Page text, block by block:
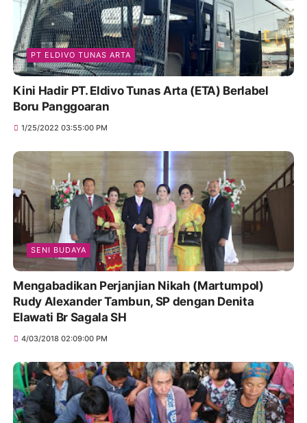
PT ELDIVO TUNAS ARTA
Kini Hadir PT. Eldivo Tunas Arta (ETA) Berlabel
Boru Panggoaran
1/25/2022 03:55:00 PM
SENI BUDAYA
Mengabadikan Perjanjian Nikah (Martumpol)
Rudy Alexander Tambun, SP dengan Denita
Elawati Br Sagala SH
4/03/2018 02:09:00 PM